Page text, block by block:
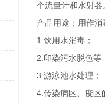
个流量计和水射器
产品用途：用作消
1.饮用水消毒；
2.印染污水脱色等
3.游泳池水处理；
4.传染病区、疫区